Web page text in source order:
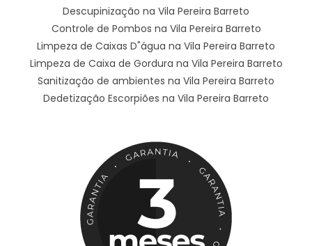
Descupinização na Vila Pereira Barreto
Controle de Pombos na Vila Pereira Barreto
Limpeza de Caixas D"água na Vila Pereira Barreto
Limpeza de Caixa de Gordura na Vila Pereira Barreto
Sanitização de ambientes na Vila Pereira Barreto
Dedetização Escorpiões na Vila Pereira Barreto